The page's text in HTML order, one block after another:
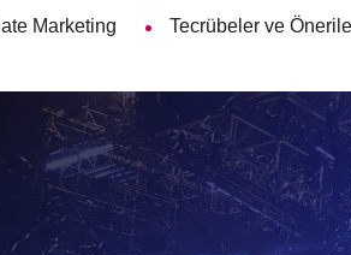
Marketing Tecrübeler ve